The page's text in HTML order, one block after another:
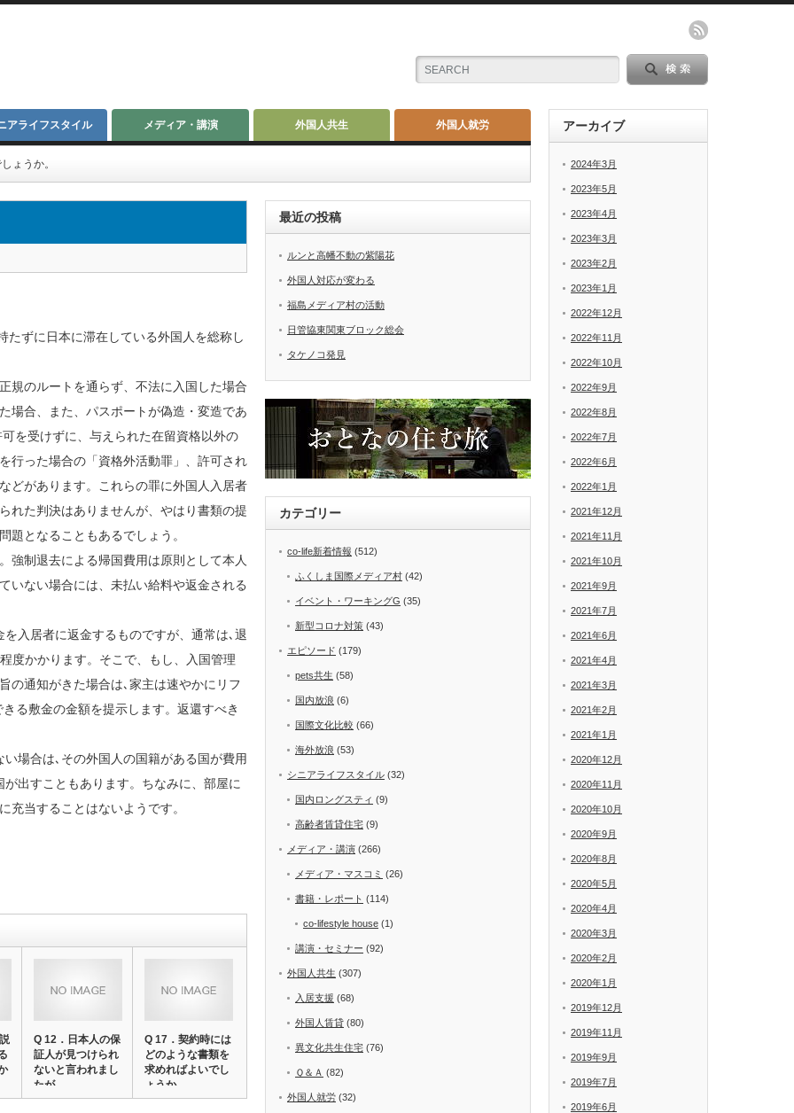
アライフスタイル メディア・講演 外国人共生 外国人就労
ょうか。
ずに日本に滞在している外国人を総称し
規のルートを通らず、不法に入国した場合
場合、また、パスポートが偽造・変造であ
を受けずに、与えられた在留資格以外の
行った場合の「資格外活動罪」、許可され
どがあります。これらの罪に外国人入居者
れた判決はありませんが、やはり書類の提
題となることもあるでしょう。
強制退去による帰国費用は原則として本人
いない場合には、未払い給料や返金される
入居者に返金するものですが、通常は､退
度かかります。そこで、もし、入国管理
の通知がきた場合は､家主は速やかにリフ
る敷金の金額を提示します。返還すべき
場合は､その外国人の国籍がある国が費用
出すこともあります。ちなみに、部屋に
充当することはないようです。
Q 12．日本人の保
証人が見つけられ
ないと言われまし
たが…
Q 17．契約時には
どのような書類を
求めればよいでし
ょうか。
最近の投稿
ルンと高幡不動の紫陽花
外国人対応が変わる
福島メディア村の活動
日管協東関東ブロック総会
タケノコ発見
カテゴリー
co-life新着情報 (512)
ふくしま国際メディア村 (42)
イベント・ワーキングG (35)
新型コロナ対策 (43)
エピソード (179)
pets共生 (58)
国内放浪 (6)
国際文化比較 (66)
海外放浪 (53)
シニアライフスタイル (32)
国内ロングスティ (9)
高齢者賃貸住宅 (9)
メディア・講演 (266)
メディア・マスコミ (26)
書籍・レポート (114)
co-lifestyle house (1)
講演・セミナー (92)
外国人共生 (307)
入居支援 (68)
外国人賃貸 (80)
異文化共生住宅 (76)
Ｑ＆Ａ (82)
外国人就労 (32)
アーカイブ
2024年3月
2023年5月
2023年4月
2023年3月
2023年2月
2023年1月
2022年12月
2022年11月
2022年10月
2022年9月
2022年8月
2022年7月
2022年6月
2022年1月
2021年12月
2021年11月
2021年10月
2021年9月
2021年7月
2021年6月
2021年4月
2021年3月
2021年2月
2021年1月
2020年12月
2020年11月
2020年10月
2020年9月
2020年8月
2020年5月
2020年4月
2020年3月
2020年2月
2020年1月
2019年12月
2019年11月
2019年9月
2019年7月
2019年6月